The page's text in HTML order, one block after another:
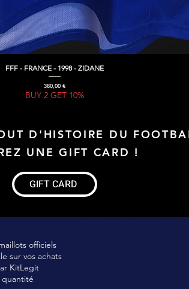
Aperçu rapide
FFF - FRANCE - 1998 - ZIDANE
Prix
380,00 €
BUY 2 GET 10%
D'HISTOIRE DU
UNE GIFT CARD !
GIFT CARD
officiels
sur vos achats
KitLegit
quantité